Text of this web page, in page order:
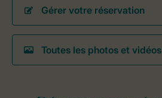
Gérer votre réservation
Toutes les photos et vidéos